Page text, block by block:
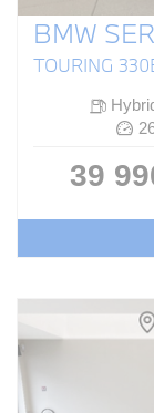
BMW
TOURING
39